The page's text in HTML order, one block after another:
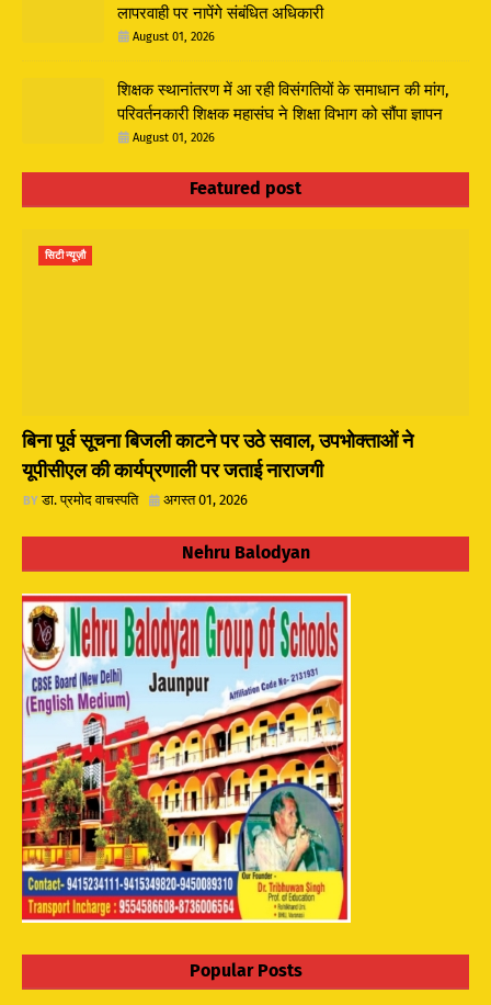
लापरवाही पर नापेंगे संबंधित अधिकारी
August 01, 2026
शिक्षक स्थानांतरण में आ रही विसंगतियों के समाधान की मांग,
परिवर्तनकारी शिक्षक महासंघ ने शिक्षा विभाग को सौंपा ज्ञापन
August 01, 2026
Featured post
सिटी न्यूज़ौ
बिना पूर्व सूचना बिजली काटने पर उठे सवाल, उपभोक्ताओं ने
यूपीसीएल की कार्यप्रणाली पर जताई नाराजगी
डा. प्रमोद वाचस्पति अगस्त 01, 2026
Nehru Balodyan
Popular Posts